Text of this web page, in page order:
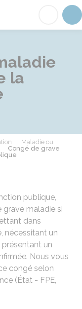
Champagne
la
Maladie ou
Congé de grave
publique,
maladie si
dans
nécessitant un
un
Nous vous
congé selon
(État - FPE,